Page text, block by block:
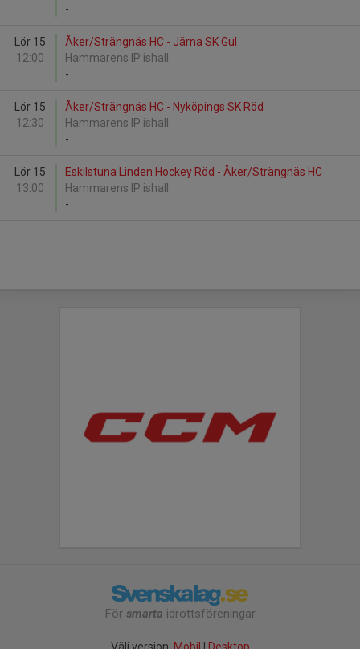
-
Lör 15
12:00
Åker/Strängnäs HC - Järna SK Gul
Hammarens IP ishall
-
Lör 15
12:30
Åker/Strängnäs HC - Nyköpings SK Röd
Hammarens IP ishall
-
Lör 15
13:00
Eskilstuna Linden Hockey Röd - Åker/Strängnäs HC
Hammarens IP ishall
-
För smarta idrottsföreningar